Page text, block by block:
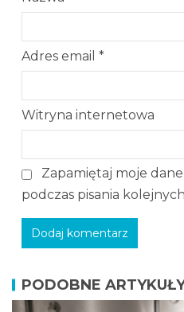
Adres email *
Witryna internetowa
Zapamiętaj moje
podczas pisania
PODOBNE